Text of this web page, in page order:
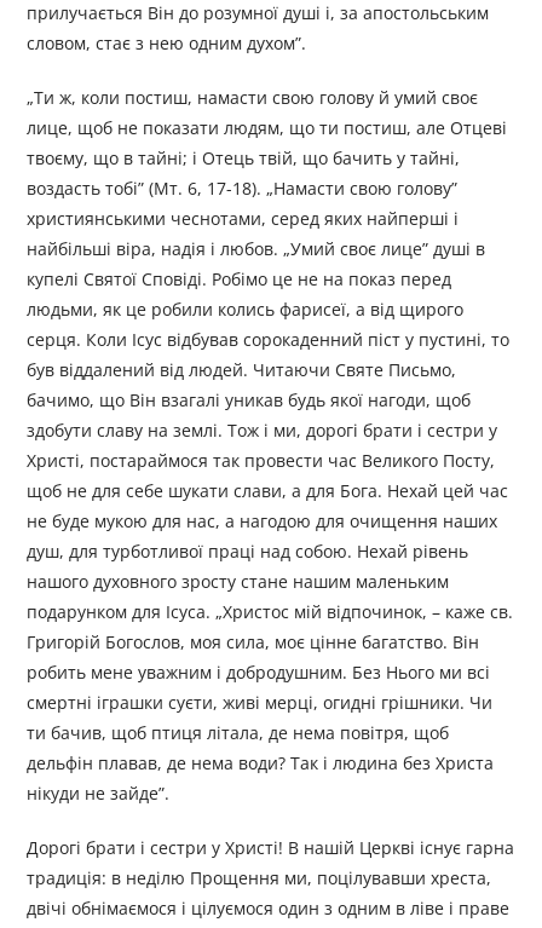
прилучається Він до розумної душі і, за апостольським
словом, стає з нею одним духом”.
„Ти ж, коли постиш, намасти свою голову й умий своє
лице, щоб не показати людям, що ти постиш, але Отцеві
твоєму, що в тайні; і Отець твій, що бачить у тайні,
воздасть тобі” (Мт. 6, 17-18). „Намасти свою голову”
християнськими чеснотами, серед яких найперші і
найбільші віра, надія і любов. „Умий своє лице” душі в
купелі Святої Сповіді. Робімо це не на показ перед
людьми, як це робили колись фарисеї, а від щирого
серця. Коли Ісус відбував сорокаденний піст у пустині, то
був віддалений від людей. Читаючи Святе Письмо,
бачимо, що Він взагалі уникав будь якої нагоди, щоб
здобути славу на землі. Тож і ми, дорогі брати і сестри у
Христі, постараймося так провести час Великого Посту,
щоб не для себе шукати слави, а для Бога. Нехай цей час
не буде мукою для нас, а нагодою для очищення наших
душ, для турботливої праці над собою. Нехай рівень
нашого духовного зросту стане нашим маленьким
подарунком для Ісуса. „Христос мій відпочинок, – каже св.
Григорій Богослов, моя сила, моє цінне багатство. Він
робить мене уважним і добродушним. Без Нього ми всі
смертні іграшки суєти, живі мерці, огидні грішники. Чи
ти бачив, щоб птиця літала, де нема повітря, щоб
дельфін плавав, де нема води? Так і людина без Христа
нікуди не зайде”.
Дорогі брати і сестри у Христі! В нашій Церкві існує гарна
традиція: в неділю Прощення ми, поцілувавши хреста,
двічі обнімаємося і цілуємося один з одним в ліве і праве